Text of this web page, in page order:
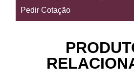
Pedir Cotação